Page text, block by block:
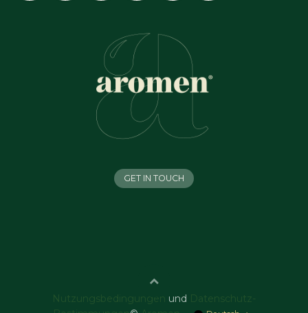
GET IN TOUCH
Nutzungsbedingungen und
Datenschutz-